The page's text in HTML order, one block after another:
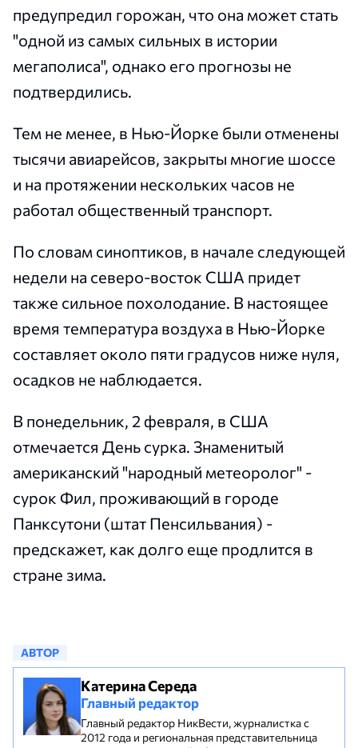
предупредил горожан, что она может стать
"одной из самых сильных в истории
мегаполиса", однако его прогнозы не
подтвердились.
Тем не менее, в Нью-Йорке были отменены
тысячи авиарейсов, закрыты многие шоссе
и на протяжении нескольких часов не
работал общественный транспорт.
По словам синоптиков, в начале следующей
недели на северо-восток США придет
также сильное похолодание. В настоящее
время температура воздуха в Нью-Йорке
составляет около пяти градусов ниже нуля,
осадков не наблюдается.
В понедельник, 2 февраля, в США
отмечается День сурка. Знаменитый
американский "народный метеоролог" -
сурок Фил, проживающий в городе
Панксутони (штат Пенсильвания) -
предскажет, как долго еще продлится в
стране зима.
АВТОР
Катерина Середа
Главный редактор
Главный редактор НикВести, журналистка с
2012 года и региональная представительница